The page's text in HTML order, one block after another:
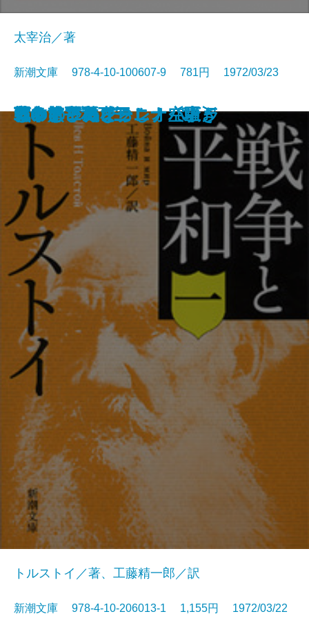
ようこそ地球さん
燃えよ剣〔下〕
燃えよ剣〔上〕
蒼い描点
カルメン
ゴリオ爺さん
安土往還記
戦争と平和 四
空の怪物アグイー
お伽草紙
太宰治／著
新潮文庫 978-4-10-100607-9 781円 1972/03/23
戦争と平和 一
トルストイ／著、工藤精一郎／訳
新潮文庫 978-4-10-206013-1 1,155円 1972/03/22
戦争と平和 二
戦争と平和 三
アントニーとクレオパトラ
つゆのひぬま
アンナ・カレーニナ〔下〕
アンナ・カレーニナ〔上〕
アンナ・カレーニナ〔中〕
じゃじゃ馬ならし・空騒ぎ
霧の旗